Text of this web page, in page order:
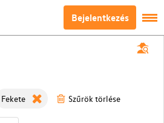
Bejelentkezés
Fekete Szűrök törlése